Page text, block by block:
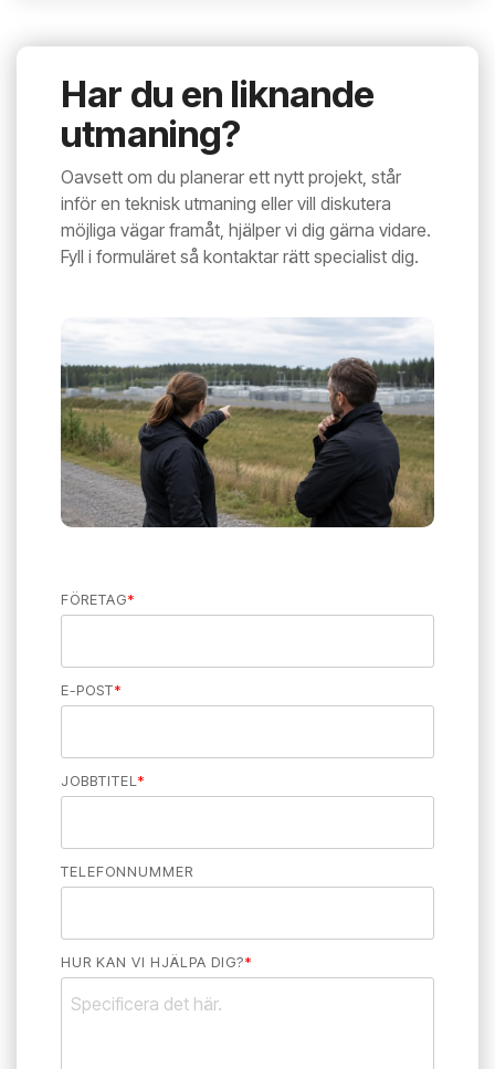
Har du en liknande
utmaning?
Oavsett om du planerar ett nytt projekt, står
inför en teknisk utmaning eller vill diskutera
möjliga vägar framåt, hjälper vi dig gärna vidare.
Fyll i formuläret så kontaktar rätt specialist dig.
FÖRETAG*
E-POST*
JOBBTITEL *
TELEFONNUMMER
HUR KAN VI HJÄLPA DIG?*